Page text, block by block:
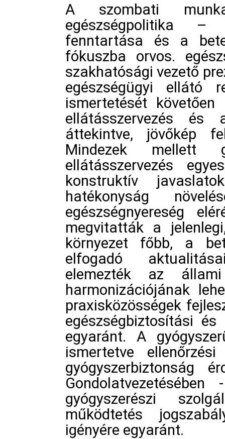
A szombati
egészségpolitika –
fenntartása és a
fókuszba orvos.
szakhatósági vezető
egészségügyi ellátó
ismertetését
ellátásszervezés
áttekintve, jövőkép
Mindezek
ellátásszervezés
konstruktív
hatékonyság
egészségnyereség
megvitatták a
környezet főbb, a
elfogadó
elemezték az
harmonizációjának
praxisközösségek
egészségbiztosítási
egyaránt. A
ismertetve
gyógyszerbiztonság
gyógyszerészi
működtetés
igényére egyaránt.